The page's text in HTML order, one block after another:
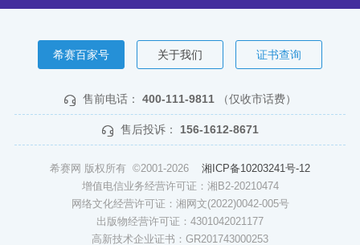
希赛百家号 关于我们 证书查询
售前电话： 400-111-9811 （仅收市话费）
售后投诉： 156-1612-8671
希赛网 版权所有 ©2001-2026 湘ICP备10203241号-12
增值电信业务经营许可证：湘B2-20210474
网络文化经营许可证：湘网文(2022)0042-005号
出版物经营许可证：4301042021177
高新技术企业证书：GR201743000253